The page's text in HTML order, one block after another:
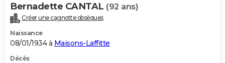
Bernadette CANTAL (92 ans)
Créer une cagnotte obsèques
Naissance
08/01/1934 à Maisons-Laffitte
Décès